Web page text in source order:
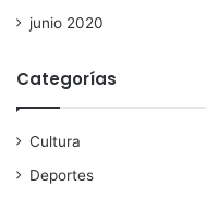
junio 2020
Categorías
Cultura
Deportes